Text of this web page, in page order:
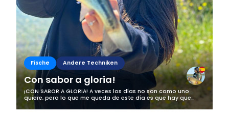
Fische Andere Techniken
Con sabor a gloria!
¡CON SABOR A GLORIA! A veces los días no son como uno
quiere, pero lo que me queda de este día es que hay que
sacarle el lado bueno a las cosas. Esta vez nos disponiamos
a salir de casa tan pronto...